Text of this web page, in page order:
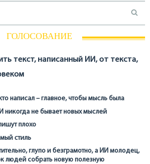
ГОЛОСОВАНИЕ
текст, написанный ИИ, от текста,
написал – главное, чтобы мысль была
никогда не бывает новых мыслей
плохо
стиль
глупо и безграмотно, а ИИ молодец,
людей собрать новую полезную